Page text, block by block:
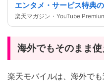
エンタメ・サービス特典
楽天マガジン・YouTube
海外でもそのまま使
楽天モバイルは、海外で